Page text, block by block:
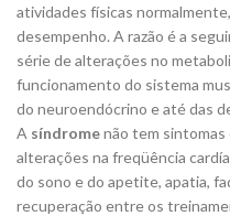
atividades físicas
desempenho. A razão é a
série de alterações no
funcionamento do sistema
do neuroendócrino e até das
A síndromenão tem sintomas
alterações na freqüência
do sono e do apetite, apatia,
recuperação entre os